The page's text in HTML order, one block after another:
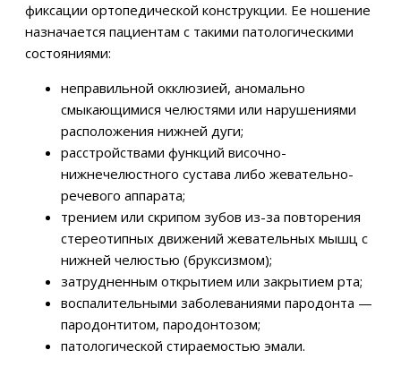
фиксации ортопедической конструкции. Ее ношение
назначается пациентам с такими патологическими
состояниями:
неправильной окклюзией, аномально
смыкающимися челюстями или нарушениями
расположения нижней дуги;
расстройствами функций височно-
нижнечелюстного сустава либо жевательно-
речевого аппарата;
трением или скрипом зубов из-за повторения
стереотипных движений жевательных мышц с
нижней челюстью (бруксизмом);
затрудненным открытием или закрытием рта;
воспалительными заболеваниями пародонта —
пародонтитом, пародонтозом;
патологической стираемостью эмали.